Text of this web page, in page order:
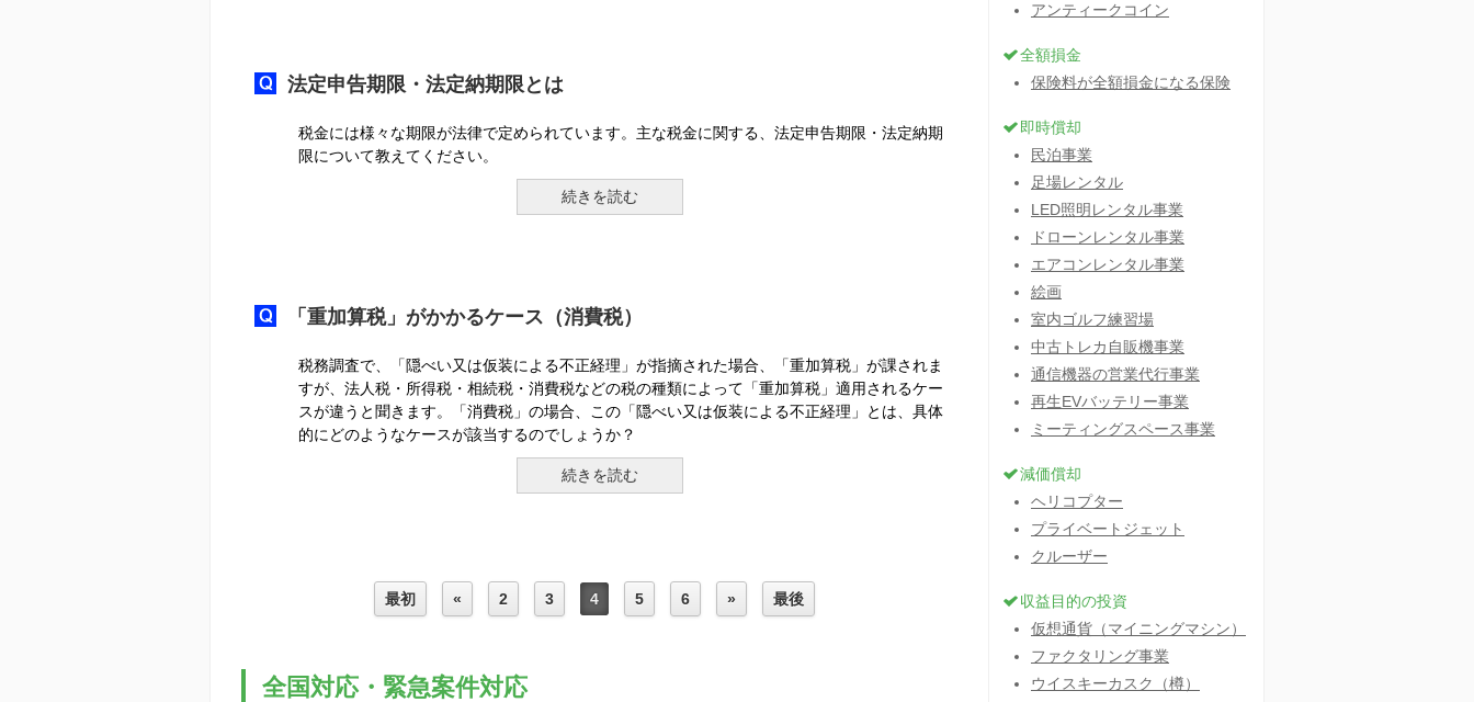
法定申告期限・法定納期限とは
税金には様々な期限が法律で定められています。主な税金に関する、法定申告期限・法定納期
限について教えてください。
続きを読む
「重加算税」がかかるケース（消費税）
税務調査で、「隠べい又は仮装による不正経理」が指摘された場合、「重加算税」が課されま
すが、法人税・所得税・相続税・消費税などの税の種類によって「重加算税」適用されるケー
スが違うと聞きます。「消費税」の場合、この「隠べい又は仮装による不正経理」とは、具体
的にどのようなケースが該当するのでしょうか？
続きを読む
最初 « 2 3 4 5 6 » 最後
全国対応・緊急案件対応
アンティークコイン
全額損金
保険料が全額損金になる保険
即時償却
民泊事業
足場レンタル
LED照明レンタル事業
ドローンレンタル事業
エアコンレンタル事業
絵画
室内ゴルフ練習場
中古トレカ自販機事業
通信機器の営業代行事業
再生EVバッテリー事業
ミーティングスペース事業
減価償却
ヘリコプター
プライベートジェット
クルーザー
収益目的の投資
仮想通貨（マイニングマシン）
ファクタリング事業
ウイスキーカスク（樽）